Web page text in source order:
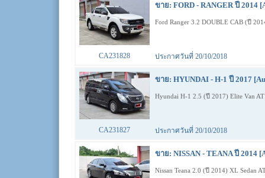
ขาย: FORD - RANGER ปี 2014
Ford Ranger 3.2 DOUBLE CAB (ปี
CA231828 ประกาศวันที่ 20/10/2018
ขาย: HYUNDAI - H-1 ปี 2017
Hyundai H-1 2.5 (ปี 2017) Elite Van
CA231827 ประกาศวันที่ 20/10/2018
ขาย: NISSAN - TEANA ปี 2014
Nissan Teana 2.0 (ปี 2014) XL Sedan